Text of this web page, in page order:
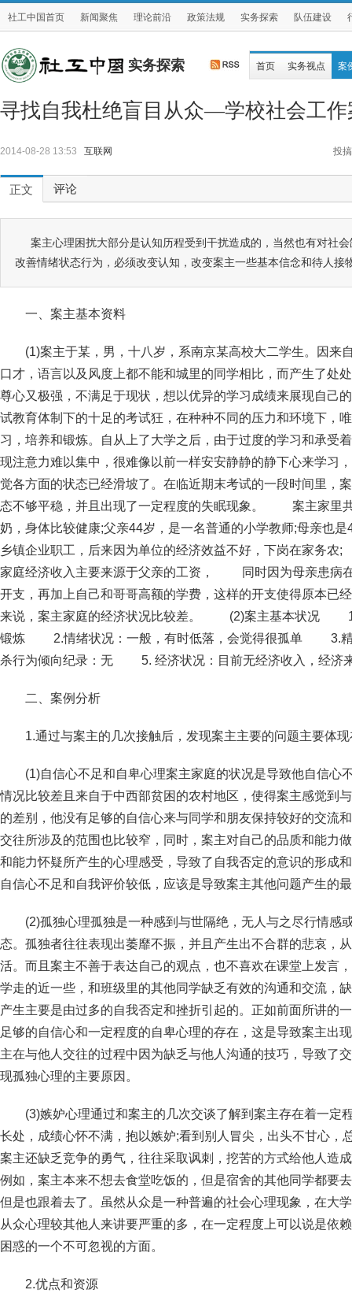
社工中国首页 新闻聚焦 理论前沿 政策法规 实务探索 队伍建设
实务探索 首页 实务视点 案
寻找自我杜绝盲目从众—学校社会工作
2014-08-28 13:53 互联网 投搞
正文 评论
案主心理困扰大部分是认知历程受到干扰造成的，当然也有对社
改善情绪状态行为，必须改变认知，改变案主一些基本信念和待人接
一、案主基本资料
(1)案主于某，男，十八岁，系南京某高校大二学生。因来
口才，语言以及风度上都不能和城里的同学相比，而产生了处
尊心又极强，不满足于现状，想以优异的学习成绩来展现自
试教育体制下的十足的考试狂，在种种不同的压力和环境下，
习，培养和锻炼。自从上了大学之后，由于过度的学习和承受
现注意力难以集中，很难像以前一样安安静静的静下心来学习
觉各方面的状态已经滑坡了。在临近期末考试的一段时间里，
态不够平稳，并且出现了一定程度的失眠现象。 案主家里
奶，身体比较健康;父亲44岁，是一名普通的小学教师;母亲也
乡镇企业职工，后来因为单位的经济效益不好，下岗在家务
家庭经济收入主要来源于父亲的工资， 同时因为母亲患病
开支，再加上自己和哥哥高额的学费，这样的开支使得原本已
来说，案主家庭的经济状况比较差。 (2)案主基本状况 1.
锻炼 2.情绪状况：一般，有时低落，会觉得很孤单 3.
杀行为倾向纪录：无 5. 经济状况：目前无经济收入，经
二、案例分析
1.通过与案主的几次接触后，发现案主主要的问题主要
(1)自信心不足和自卑心理案主家庭的状况是导致他自信心
情况比较差且来自于中西部贫困的农村地区，使得案主感觉到
的差别，他没有足够的自信心来与同学和朋友保持较好的交流
交往所涉及的范围也比较窄，同时，案主对自己的品质和能力
和能力怀疑所产生的心理感受，导致了自我否定的意识的形成
自信心不足和自我评价较低，应该是导致案主其他问题产
(2)孤独心理孤独是一种感到与世隔绝，无人与之尽行情感
态。孤独者往往表现出萎靡不振，并且产生出不合群的悲哀，
活。而且案主不善于表达自己的观点，也不喜欢在课堂上发言
学走的近一些，和班级里的其他同学缺乏有效的沟通和交流，
产生主要是由过多的自我否定和挫折引起的。正如前面所讲的
足够的自信心和一定程度的自卑心理的存在，这是导致案主出
主在与他人交往的过程中因为缺乏与他人沟通的技巧，导致了
现孤独心理的主要原因。
(3)嫉妒心理通过和案主的几次交谈了解到案主存在着一定
长处，成绩心怀不满，抱以嫉妒;看到别人冒尖，出头不甘心，
案主还缺乏竞争的勇气，往往采取讽刺，挖苦的方式给他人造
例如，案主本来不想去食堂吃饭的，但是宿舍的其他同学都要
但是也跟着去了。虽然从众是一种普遍的社会心理现象，在大
从众心理较其他人来讲要严重的多，在一定程度上可以说是依
困惑的一个不可忽视的方面。
2.优点和资源